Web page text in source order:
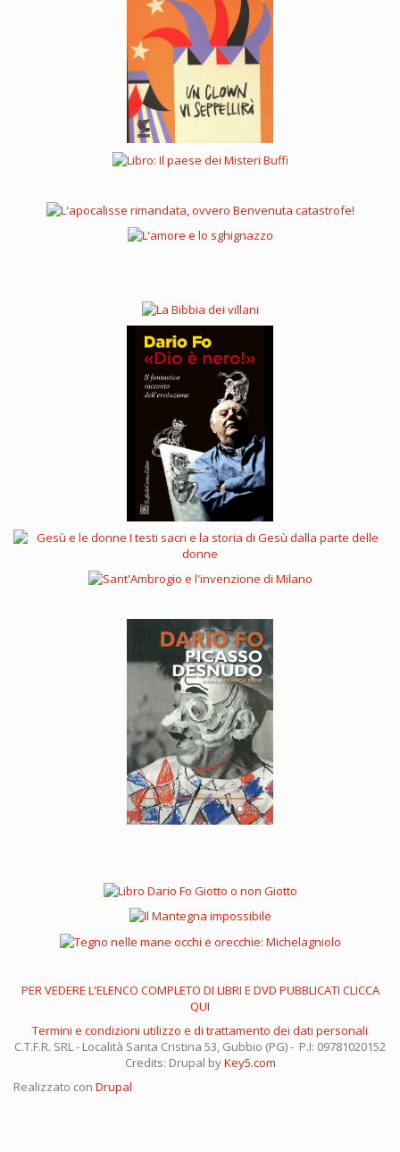
PER VEDERE L'ELENCO COMPLETO DI LIBRI E DVD PUBBLICATI CLICCA
QUI
Termini e condizioni utilizzo e di trattamento dei dati personali
C.T.F.R. SRL - Località Santa Cristina 53, Gubbio (PG) - P.I: 09781020152
Credits: Drupal byKey5.com
Realizzato con Drupal